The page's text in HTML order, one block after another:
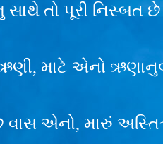
સાથે તો પૂરી નિસ્બત છે
ઋણી, માટે એનો
છે વાસ એનો, મારું